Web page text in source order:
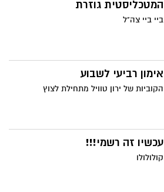
המטכליסטית גוזרת
ביי ביי צה"ל
אימון רביעי לשבוע
הקוביות של ירון טוויל מתחילת לצוץ
עכשיו זה רשמי!!!
קולולולו